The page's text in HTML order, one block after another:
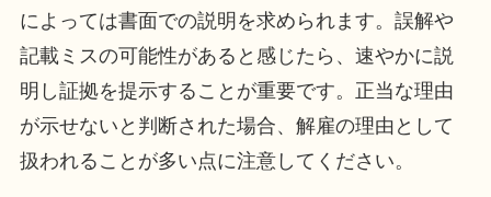
によっては書面での説明を求められます。誤解や
記載ミスの可能性があると感じたら、速やかに説
明し証拠を提示することが重要です。正当な理由
が示せないと判断された場合、解雇の理由として
扱われることが多い点に注意してください。